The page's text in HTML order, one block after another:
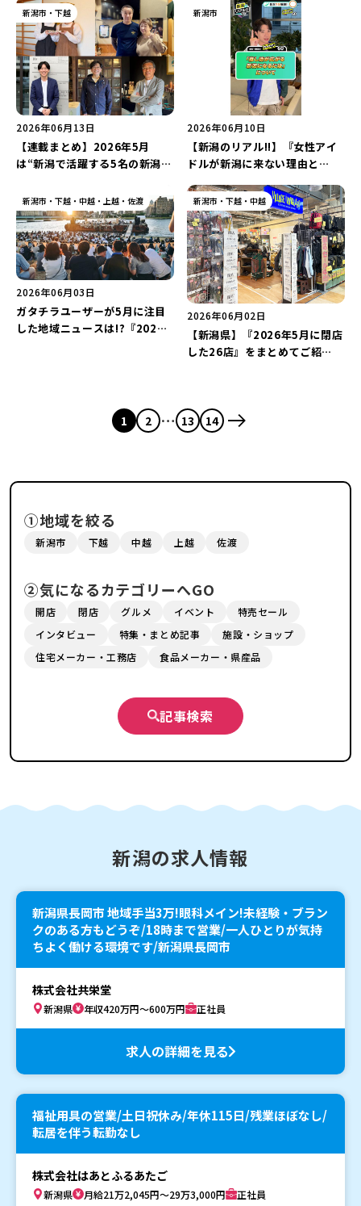
亭 新潟店」や「Kitchen Ev.
from BAKE UP」など盛りだ
くさん♪
店』をまとめてご紹介！<注目
の新店24選>
新潟市・下越
2026年06月13日
【連載まとめ】2026年5月
は“新潟で活躍する5名の新潟
アの新拠点」や「ローカル企業
の課題解決」など熱い想いが止
まらない♪
新潟市
2026年06月10日
【新潟のリアル!!】『女性アイ
ドルが新潟に来ない理由と
実現させよう！
新潟市・下越・中越・上越・佐渡
2026年06月03日
ガタチラユーザーが5月に注目
した地域ニュースは!?『2026
新潟市・下越・中越
2026年06月02日
【新潟県】『2026年5月に閉店
した26店』をまとめてご紹
さかの閉店…。
1 2 … 13 14
①地域を絞る
新潟市 下越 中越 上越 佐渡
②気になるカテゴリーへGO
開店 閉店 グルメ イベント
特売セール
インタビュー
特集・まとめ記事
施設・ショップ
住宅メーカー・工務店
食品メーカー・県産品
記事検索
新潟の求人情報
新潟県長岡市 地域手当3万!眼科メイン!未経験・ブラン
クのある方もどうぞ/18時まで営業/一人ひとりが気持
ちよく働ける環境です/新潟県長岡市
株式会社共栄堂
新潟県 年収420万円～600万円 正社員
求人の詳細を見る
福祉用具の営業/土日祝休み/年休115日/残業ほぼなし/
転居を伴う転勤なし
株式会社はあとふるあたご
新潟県 月給21万2,045円～29万3,000円 正社員